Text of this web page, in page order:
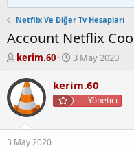
Netflix Ve Diğer Tv Hesapları
Account Netflix
K
n
b
u
y
u
b
kerim.60
B
ş
l
a
g
3 May 2020
kerim.60
Yönetici
3 May 2020